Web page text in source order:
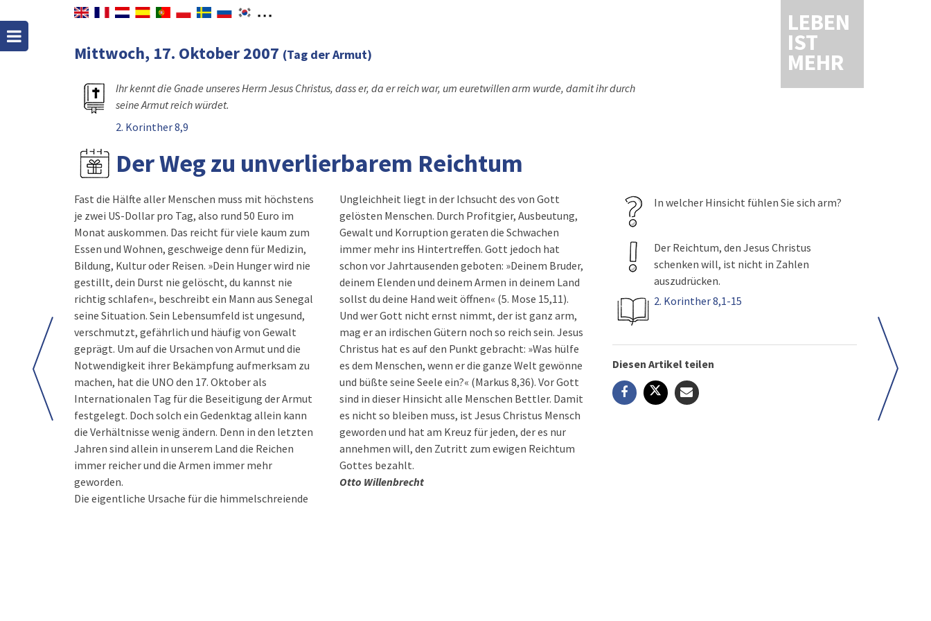
LEBEN
IST
MEHR
Mittwoch, 17. Oktober 2007 (Tag der Armut)
Ihr kennt die Gnade unseres Herrn Jesus Christus, dass er, da er reich war, um euretwillen arm wurde, damit ihr durch
seine Armut reich würdet.
2. Korinther 8,9
Der Weg zu unverlierbarem Reichtum
Fast die Hälfte aller Menschen muss mit höchstens
je zwei US-Dollar pro Tag, also rund 50 Euro im
Monat auskommen. Das reicht für viele kaum zum
Essen und Wohnen, geschweige denn für Medizin,
Bildung, Kultur oder Reisen. »Dein Hunger wird nie
gestillt, dein Durst nie gelöscht, du kannst nie
richtig schlafen«, beschreibt ein Mann aus Senegal
seine Situation. Sein Lebensumfeld ist ungesund,
verschmutzt, gefährlich und häufig von Gewalt
geprägt. Um auf die Ursachen von Armut und die
Notwendigkeit ihrer Bekämpfung aufmerksam zu
machen, hat die UNO den 17. Oktober als
Internationalen Tag für die Beseitigung der Armut
festgelegt. Doch solch ein Gedenktag allein kann
die Verhältnisse wenig ändern. Denn in den letzten
Jahren sind allein in unserem Land die Reichen
immer reicher und die Armen immer mehr
geworden.
Die eigentliche Ursache für die himmelschreiende
Ungleichheit liegt in der Ichsucht des von Gott
gelösten Menschen. Durch Profitgier, Ausbeutung,
Gewalt und Korruption geraten die Schwachen
immer mehr ins Hintertreffen. Gott jedoch hat
schon vor Jahrtausenden geboten: »Deinem Bruder,
deinem Elenden und deinem Armen in deinem Land
sollst du deine Hand weit öffnen« (5. Mose 15,11).
Und wer Gott nicht ernst nimmt, der ist ganz arm,
mag er an irdischen Gütern noch so reich sein. Jesus
Christus hat es auf den Punkt gebracht: »Was hülfe
es dem Menschen, wenn er die ganze Welt gewönne
und büßte seine Seele ein?« (Markus 8,36). Vor Gott
sind in dieser Hinsicht alle Menschen Bettler. Damit
es nicht so bleiben muss, ist Jesus Christus Mensch
geworden und hat am Kreuz für jeden, der es nur
annehmen will, den Zutritt zum ewigen Reichtum
Gottes bezahlt.
Otto Willenbrecht
In welcher Hinsicht fühlen Sie sich arm?
Der Reichtum, den Jesus Christus
schenken will, ist nicht in Zahlen
auszudrücken.
2. Korinther 8,1-15
Diesen Artikel teilen